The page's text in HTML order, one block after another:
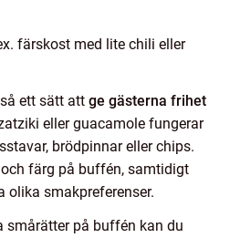
färskost med lite chili eller
ett sätt att ge gästerna frihet
eller guacamole fungerar
brödpinnar eller chips.
färg på buffén, samtidigt
smakpreferenser.
smårätter på buffén kan du